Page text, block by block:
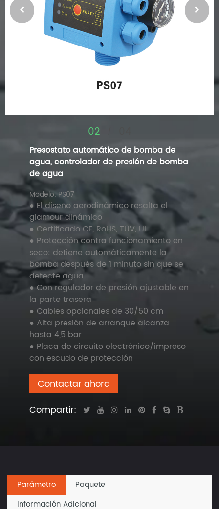
02
Presostato automático de bomba de
agua, controlador de presión de bomba
de agua
Modelo: PS07
● El diseño aerodinámico resalta el
glamour dinámico
● Certificado CE, RoHS, TÜV, UL
● Protección contra funcionamiento en
seco: detiene automáticamente la
bomba después de 1 minuto sin que se
detecte agua
● Con regulador de presión ajustable en
la parte trasera
● Cables opcionales de 30/50 cm
● Alta presión de arranque alcanza
hasta 4,5 bar
● Placa de circuito electrónico/impreso
con escudo de protección
Contactar ahora
Compartir:
Parámetro
Paquete
Información Adicional